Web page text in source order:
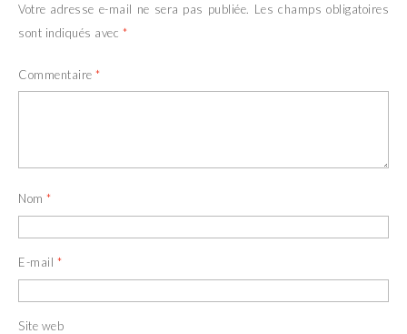
Votre adresse e-mail ne sera pas publiée. Les champs obligatoires
sont indiqués avec *
Commentaire *
Nom *
E-mail *
Site web